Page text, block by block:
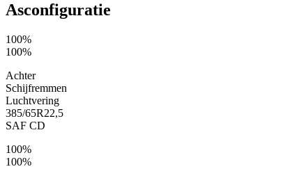
Asconfiguratie
100%
100%
Achter
Schijfremmen
Luchtvering
385/65R22,5
SAF CD
100%
100%